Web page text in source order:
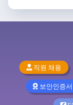
직원 채용
보안인증서